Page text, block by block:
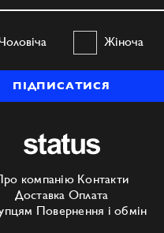
Жіноча
ПІДПИСАТИСЯ
компанію Контакти
Доставка Оплата
Повернення і обмін